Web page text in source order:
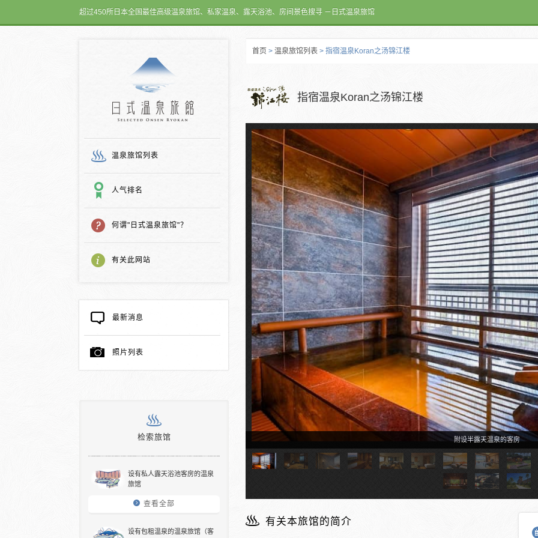
超过450所日本全国最佳高级温泉旅馆、私家温泉、露天浴池、房间景色搜寻 －日式温泉旅馆
温泉旅馆列表
人气排名
何谓"日式温泉旅馆"？
有关此网站
最新消息
照片列表
检索旅馆
设有私人露天浴池客房的温泉
旅馆
查看全部
设有包租温泉的温泉旅馆（客
首页 > 温泉旅馆列表 > 指宿温泉Koran之汤锦江楼
指宿温泉Koran之汤锦江楼
附设半露天温泉的客房
有关本旅馆的简介